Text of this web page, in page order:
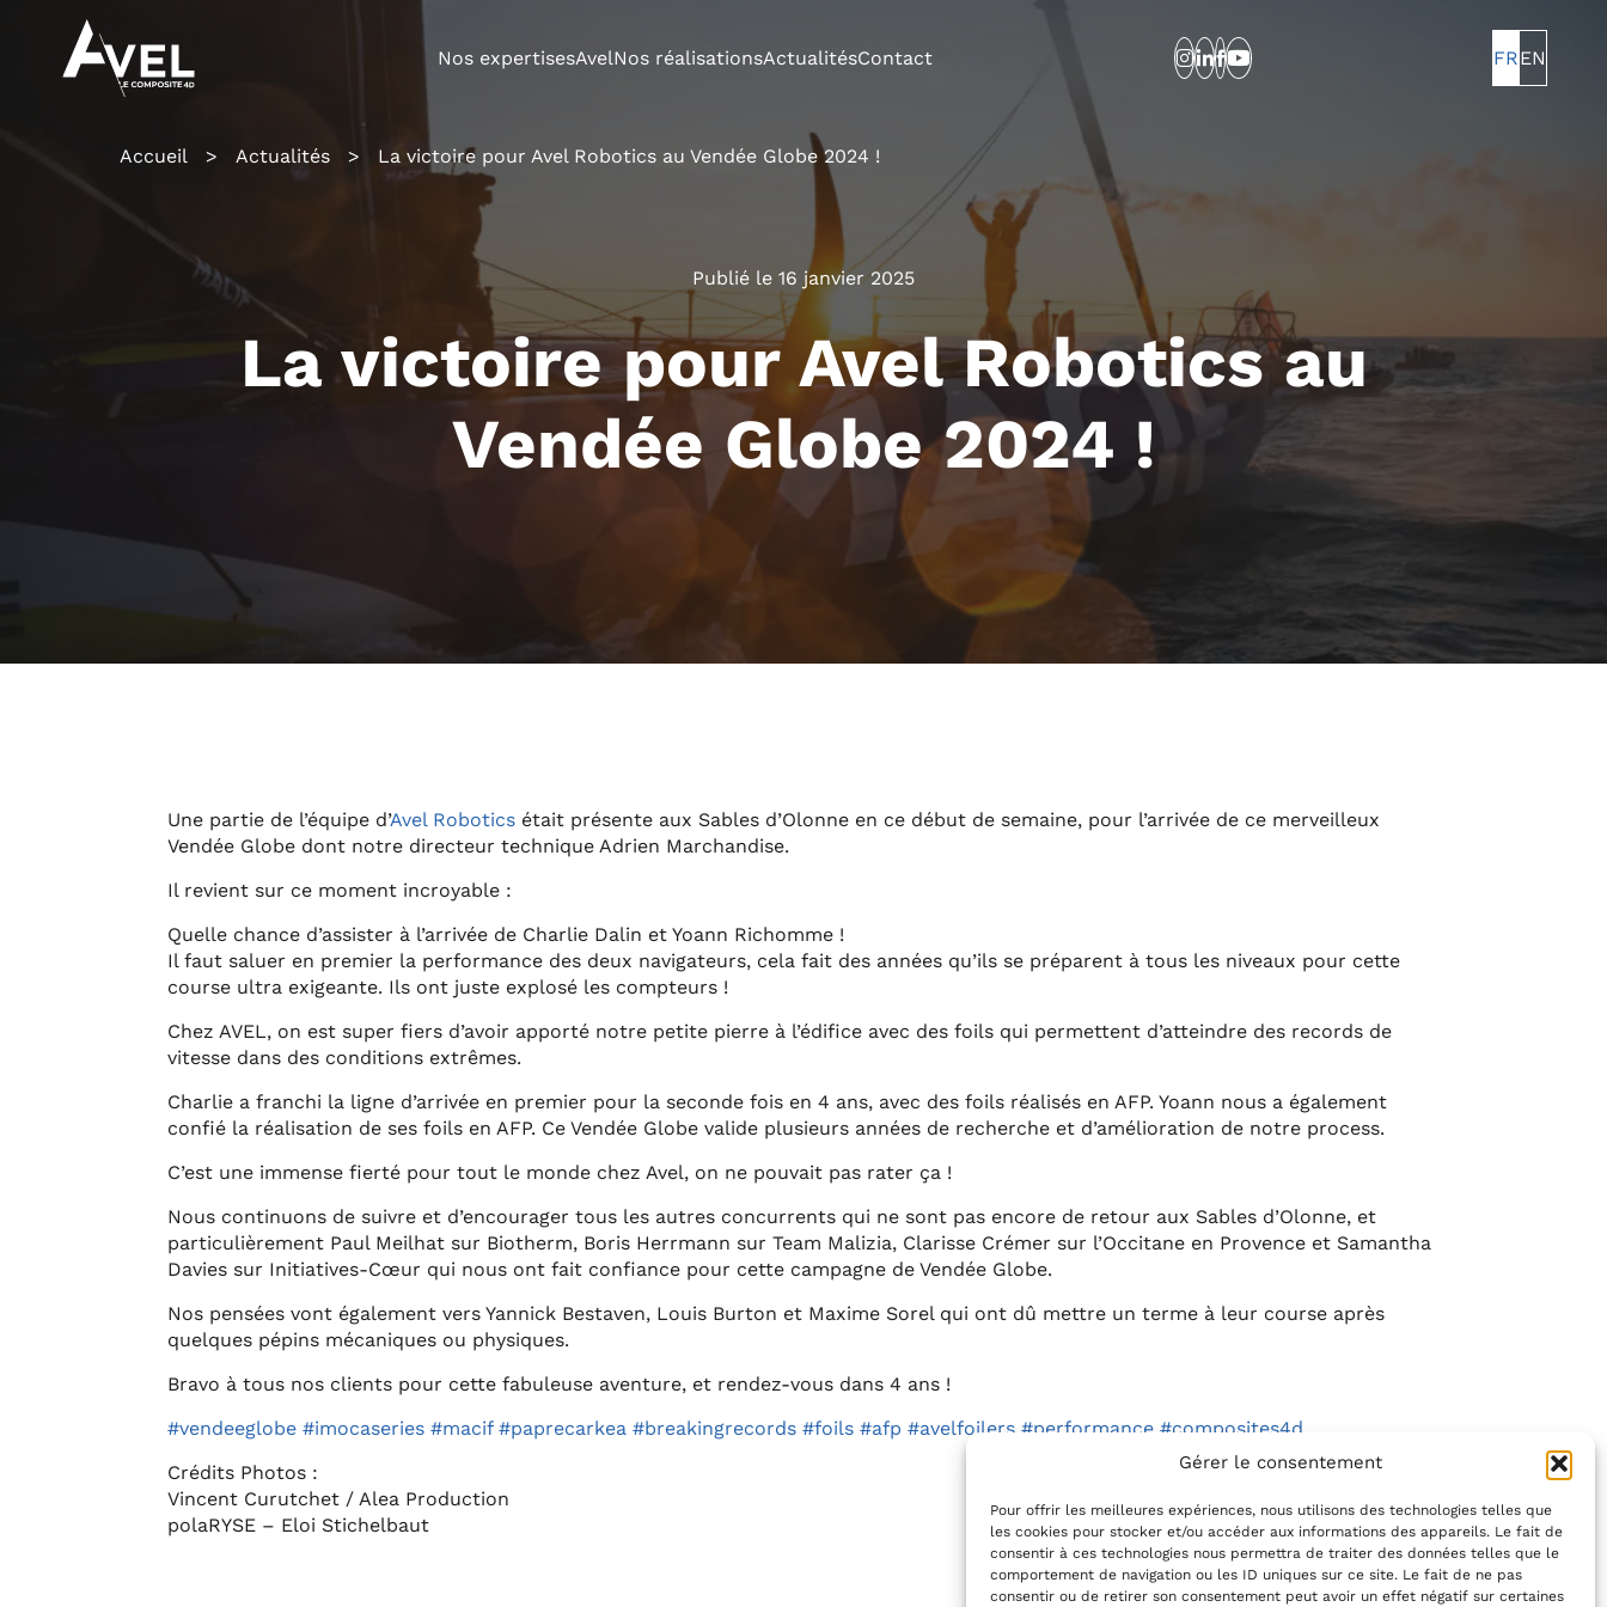
Gérer le consentement
Pour offrir les meilleures expériences, nous utilisons des technologies telles que
les cookies pour stocker et/ou accéder aux informations des appareils. Le fait de
consentir à ces technologies nous permettra de traiter des données telles que le
comportement de navigation ou les ID uniques sur ce site. Le fait de ne pas
consentir ou de retirer son consentement peut avoir un effet négatif sur certaines
Nos expertisesAvelNos réalisationsActualitésContact FREN
Accueil > Actualités > La victoire pour Avel Robotics au Vendée Globe 2024 !
Publié le 16 janvier 2025
La victoire pour Avel Robotics au
Vendée Globe 2024 !
Une partie de l’équipe d’Avel Robotics était présente aux Sables d’Olonne en ce début de semaine, pour l’arrivée de ce merveilleux
Vendée Globe dont notre directeur technique Adrien Marchandise.
Il revient sur ce moment incroyable :
Quelle chance d’assister à l’arrivée de Charlie Dalin et Yoann Richomme !
Il faut saluer en premier la performance des deux navigateurs, cela fait des années qu’ils se préparent à tous les niveaux pour cette
course ultra exigeante. Ils ont juste explosé les compteurs !
Chez AVEL, on est super fiers d’avoir apporté notre petite pierre à l’édifice avec des foils qui permettent d’atteindre des records de
vitesse dans des conditions extrêmes.
Charlie a franchi la ligne d’arrivée en premier pour la seconde fois en 4 ans, avec des foils réalisés en AFP. Yoann nous a également
confié la réalisation de ses foils en AFP. Ce Vendée Globe valide plusieurs années de recherche et d’amélioration de notre process.
C’est une immense fierté pour tout le monde chez Avel, on ne pouvait pas rater ça !
Nous continuons de suivre et d’encourager tous les autres concurrents qui ne sont pas encore de retour aux Sables d’Olonne, et
particulièrement Paul Meilhat sur Biotherm, Boris Herrmann sur Team Malizia, Clarisse Crémer sur l’Occitane en Provence et Samantha
Davies sur Initiatives-Cœur qui nous ont fait confiance pour cette campagne de Vendée Globe.
Nos pensées vont également vers Yannick Bestaven, Louis Burton et Maxime Sorel qui ont dû mettre un terme à leur course après
quelques pépins mécaniques ou physiques.
Bravo à tous nos clients pour cette fabuleuse aventure, et rendez-vous dans 4 ans !
#vendeeglobe #imocaseries #macif #paprecarkea #breakingrecords #foils #afp #avelfoilers #performance #composites4d
Crédits Photos :
Vincent Curutchet / Alea Production
polaRYSE – Eloi Stichelbaut